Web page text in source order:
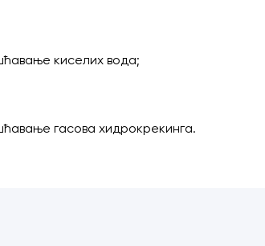
киселих вода;
гасова хидрокрекинга.